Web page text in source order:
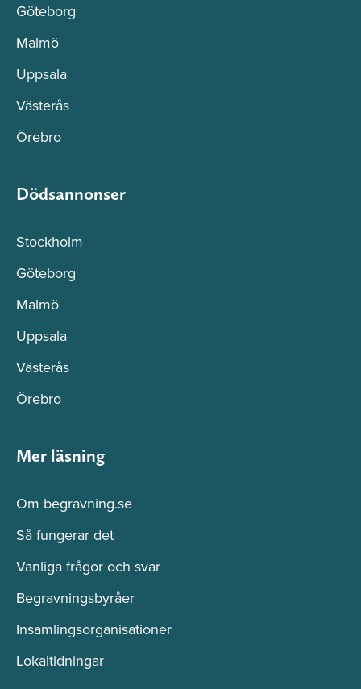
Göteborg
Malmö
Uppsala
Västerås
Örebro
Dödsannonser
Stockholm
Göteborg
Malmö
Uppsala
Västerås
Örebro
Mer läsning
Om begravning.se
Så fungerar det
Vanliga frågor och svar
Begravningsbyråer
Insamlingsorganisationer
Lokaltidningar